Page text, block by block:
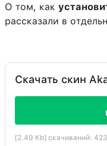
О том, как
рассказали в
Скачать скин
[2.49 Kb] скачиваний: 423